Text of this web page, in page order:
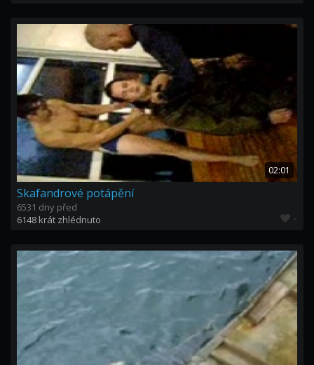
02:01
Skafandrové potápění
6531 dny před
6148 krát zhlédnuto
-